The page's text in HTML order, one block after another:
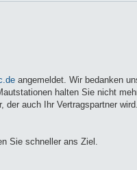
angemeldet. Wir bedanken
halten Sie nicht
der auch Ihr Vertragspartner wird.
Sie schneller ans Ziel.